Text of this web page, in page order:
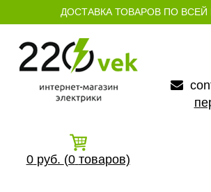
ДОСТАВКА ТОВАРОВ ПО
0 руб. (0 товаров)